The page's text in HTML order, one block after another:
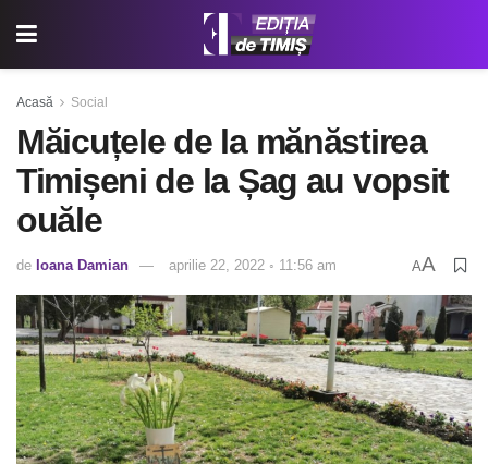
Acasă Social
Măicuțele de la mănăstirea
Timișeni de la Șag au vopsit
ouăle
de Ioana Damian aprilie 22, 2022 ◦ 11:56 am AA